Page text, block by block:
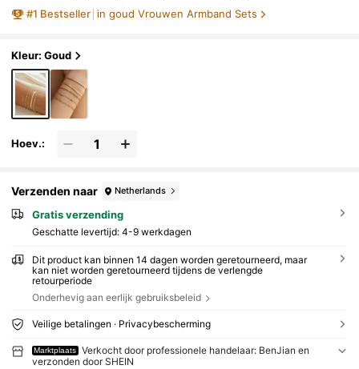
en, luxe niche gepersonaliseerde kettingaccessoire
#1 Bestseller in goud Vrouwen Armband Sets
Kleur: Goud
Hoev.:
Verzenden naar Netherlands
Gratis verzending
Geschatte levertijd: 4-9 werkdagen
Dit product kan binnen 14 dagen worden geretourneerd, maar
kan niet worden geretourneerd tijdens de verlengde
retourperiode
Onderhevig aan eerlijk gebruiksbeleid
Veilige betalingen · Privacybescherming
Marktplaats
Verkocht door professionele handelaar: BenJian en
verzonden door SHEIN